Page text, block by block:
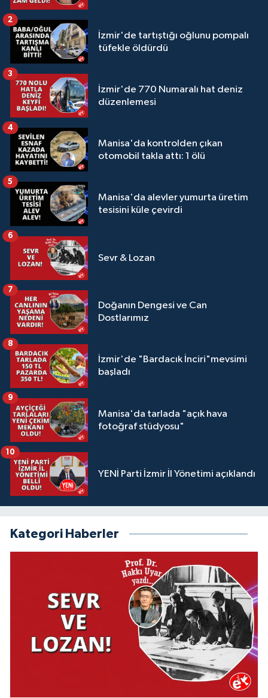
İzmir'de tartıştığı oğlunu pompalı
tüfekle öldürdü
2
İzmir'de 770 Numaralı hat deniz
düzenlemesi
3
Manisa'da kontrolden çıkan
otomobil takla attı: 1 ölü
4
Manisa'da alevler yumurta üretim
tesisini küle çevirdi
5
Sevr & Lozan
6
Doğanın Dengesi ve Can
Dostlarımız
7
İzmir'de "Bardacık İnciri"mevsimi
başladı
8
Manisa'da tarlada "açık hava
fotoğraf stüdyosu"
9
YENİ Parti İzmir İl Yönetimi açıklandı
10
Kategori Haberler